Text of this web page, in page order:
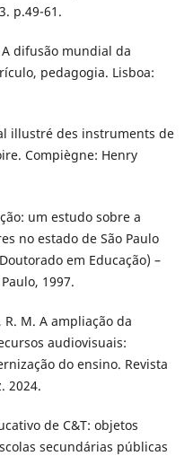
p.49-61.
A difusão mundial da
pedagogia. Lisboa:
illustré des instruments de
Compiègne: Henry
um estudo sobre a
no estado de São Paulo
em Educação) –
1997.
R. M. A ampliação da
audiovisuais:
do ensino. Revista
2024.
de C&T: objetos
secundárias públicas